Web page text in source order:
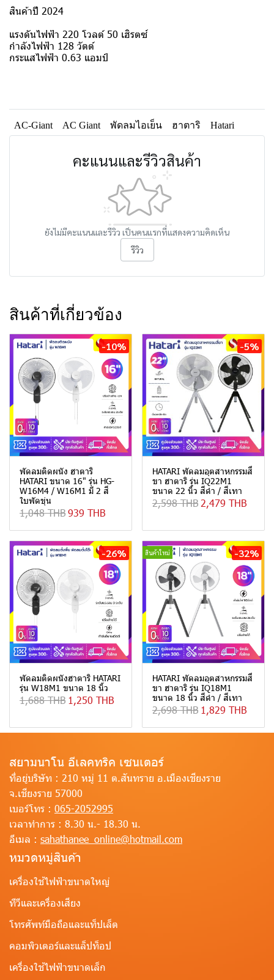
สินค้าปี 2024
แรงดันไฟฟ้า 220 โวลต์ 50 เฮิรตซ์
กำลังไฟฟ้า 128 วัตต์
กระแสไฟฟ้า 0.63 แอมป์
AC-Giant AC Giant พัดลมไอเย็น ฮาตาริ Hatari
คะแนนและรีวิวสินค้า
ยังไม่มีคะแนนและรีวิว เป็นคนแรกที่แสดงความคิดเห็น
รีวิว
สินค้าที่เกี่ยวข้อง
-10%
พัดลมติดผนัง ฮาตาริ
HATARI ขนาด 16" รุ่น HG-
W16M4 / W16M1 มี 2 สี
ใบพัดขุ่น
1,048 THB939 THB
-5%
HATARI พัดลมอุตสาหกรรมสี่
ขา ฮาตาริ รุ่น IQ22M1
ขนาด 22 นิ้ว สีดำ / สีเทา
2,598 THB 2,479 THB
-26%
พัดลมติดผนังฮาตาริ HATARI
รุ่น W18M1 ขนาด 18 นิ้ว
1,688 THB 1,250 THB
สินค้าใหม่ -32%
HATARI พัดลมอุตสาหกรรมสี่
ขา ฮาตาริ รุ่น IQ18M1
ขนาด 18 นิ้ว สีดำ / สีเทา
2,698 THB 1,829 THB
สยามนาโน อีเลคทริค เซนเตอร์
ที่อยู่บริษัท : 210 หมู่ 11 ต.สันทราย อ.เมืองเชียงราย
จ.เชียงราย 57000
เบอร์โทร : 065-2052995
เวลาทำการ : 8.30 น.- 18.30 น.
อีเมล : sahathanee_online@hotmail.com
หมวดหมู่สินค้า
เครื่องใช้ไฟฟ้าขนาดใหญ่
ทีวีและเครื่องเสียง
โทรศัพท์มือถือและแท็ปเล็ต
คอมพิวเตอร์และแล็ปท็อป
เครื่องใช้ไฟฟ้าขนาดเล็ก